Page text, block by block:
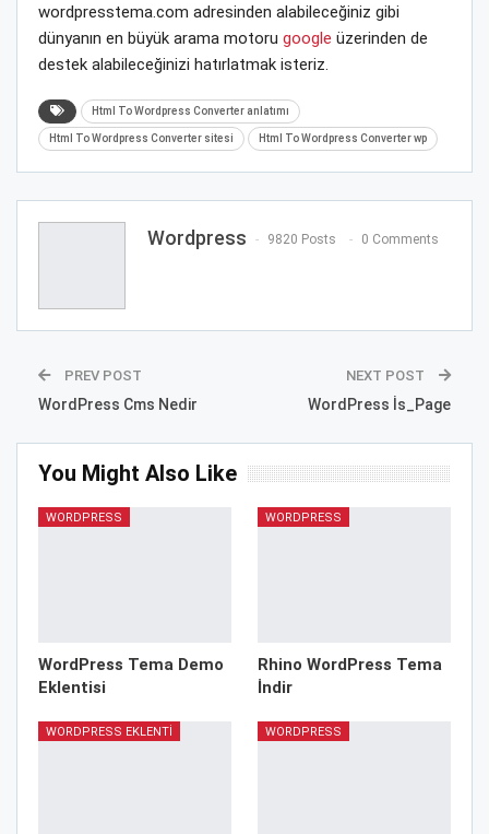
wordpresstema.com adresinden alabileceğiniz gibi
dünyanın en büyük arama motoru google üzerinden de
destek alabileceğinizi hatırlatmak isteriz.
Html To Wordpress Converter anlatımı
Html To Wordpress Converter sitesi Html To Wordpress Converter wp
Wordpress 9820 Posts 0 Comments
PREV POST
WordPress Cms Nedir
NEXT POST
WordPress İs_Page
You Might Also Like
WORDPRESS
WordPress Tema Demo
Eklentisi
WORDPRESS
Rhino WordPress Tema
İndir
WORDPRESS EKLENTI WORDPRESS